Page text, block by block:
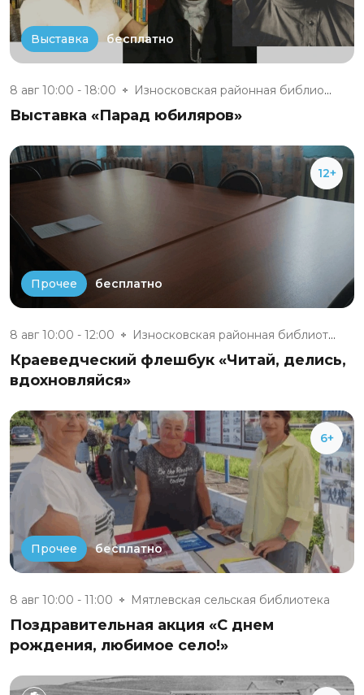
Выставка бесплатно
8 авг 10:00 - 18:00 Износковская районная библиоте...
Выставка «Парад юбиляров»
12+
Прочее бесплатно
8 авг 10:00 - 12:00 Износковская районная библиоте...
Краеведческий флешбук «Читай, делись,
вдохновляйся»
6+
Прочее бесплатно
8 авг 10:00 - 11:00 Мятлевская сельская библиотека
Поздравительная акция «С днем
рождения, любимое село!»